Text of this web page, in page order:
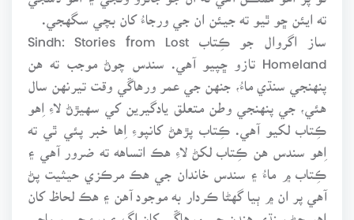
ته ايئن ڇو ٿيو ته جيئن ان جي ورجاءُ کان بچي سگهجي.
ساز اگروال جو ڪِتاب Sindh: Stories from Lost
Homeland تازو ڇپيو آهي. سندس چوڻ موجب ته هن
پنهنجي سنڌي ماءُ، جنهن جي عمر ورهاڱي وقت تيرنهن سال
هئي، جي پنهنجي وطن متعلق يادگيرين کي سهيڙڻ لاءِ اِهو
ڪِتاب لکيو آهي. ڪِتاب پڙهڻ کانپوءِ اِها خبر پئي ٿي ته
اِهو سندس هن ڪِتاب لکڻ لاءِ هڪ اتساهه ته ضرور آهي ۽
ڪِتاب ۾ ماءُ ۽ سندس خاندان جي هڪ مرڪزي حيثيت پڻ
آهي پر ان ۾ ٻيا گهڻا ڪردار به موجود آهن ۽ هڪ لحاظ کان
اهو ڄڻ سنڌي هندن جي ورهاڱي کان اڳ ۽ پوءِ جي سماجي